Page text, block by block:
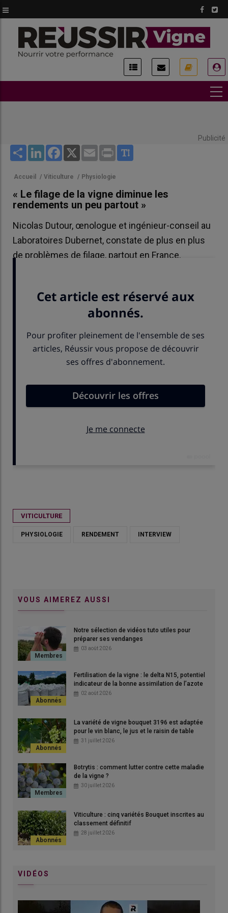
au
contenu
principal
Publicité
Share LinkedInFacebook
X Email Print
Accueil / Viticulture / Physiologie
« Le filage de la vigne diminue les
rendements un peu partout »
Nicolas Dutour, œnologue et ingénieur-conseil au
Laboratoires Dubernet, constate de plus en plus
de problèmes de filage, partout en France.
Le filage touche de plus en plus de vignes et occasionne des
pertes de rendements.
© N. Dutour
Depuis quand et dans quelles régions
Lefilage est décrit depuis longtemps dans la littérature, il y en
qu’il y a des dégâts. C’est le cas en
Bourgogne
VITICULTURE
PHYSIOLOGIE RENDEMENT INTERVIEW
VOUS AIMEREZ AUSSI
Notre sélection de vidéos tuto utiles pour
préparer ses vendanges
03 août 2026
Fertilisation de la vigne : le delta N15, potentiel
indicateur de la bonne assimilation de l’azote
02 août 2026
La variété de vigne bouquet 3196 est adaptée
pour le vin blanc, le jus et le raisin de table
31 juillet 2026
Botrytis : comment lutter contre cette maladie
de la vigne ?
30 juillet 2026
Viticulture : cinq variétés Bouquet inscrites au
classement définitif
28 juillet 2026
VIDÉOS